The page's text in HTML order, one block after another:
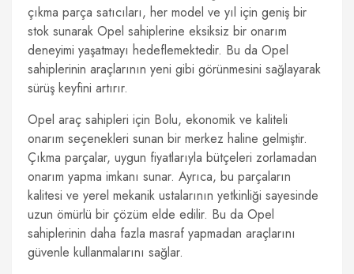
çıkma parça satıcıları, her model ve yıl için geniş bir
stok sunarak Opel sahiplerine eksiksiz bir onarım
deneyimi yaşatmayı hedeflemektedir. Bu da Opel
sahiplerinin araçlarının yeni gibi görünmesini sağlayarak
sürüş keyfini artırır.
Opel araç sahipleri için Bolu, ekonomik ve kaliteli
onarım seçenekleri sunan bir merkez haline gelmiştir.
Çıkma parçalar, uygun fiyatlarıyla bütçeleri zorlamadan
onarım yapma imkanı sunar. Ayrıca, bu parçaların
kalitesi ve yerel mekanik ustalarının yetkinliği sayesinde
uzun ömürlü bir çözüm elde edilir. Bu da Opel
sahiplerinin daha fazla masraf yapmadan araçlarını
güvenle kullanmalarını sağlar.